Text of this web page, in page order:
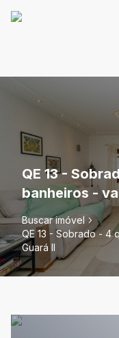
QE 13 -
banheiros -
Buscar imóvel
QE 13 - Sobrado - 4
Guará II